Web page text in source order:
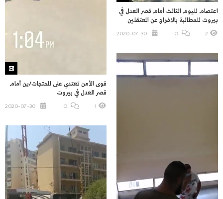
قوى الأمن تعتدي على المحتجات/ين أمام
قصر العدل في بيروت
1
O
اعتصام لليوم الثالث أمام قصر العدل في
بيروت للمطالبة بالافراج عن المعتقلين
2
O